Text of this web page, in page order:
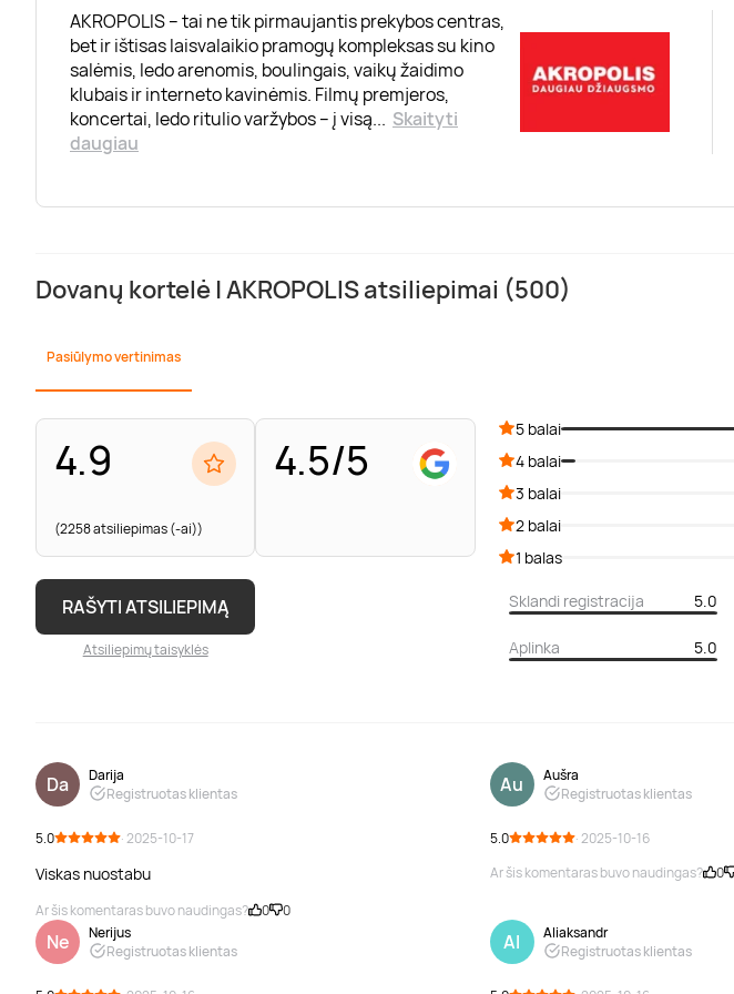
AKROPOLIS – tai ne tik pirmaujantis prekybos centras,
bet ir ištisas laisvalaikio pramogų kompleksas su kino
salėmis, ledo arenomis, boulingais, vaikų žaidimo
klubais ir interneto kavinėmis. Filmų premjeros,
koncertai, ledo ritulio varžybos – į visą... Skaityti
daugiau
Dovanų kortelė | AKROPOLIS atsiliepimai (500)
Pasiūlymo vertinimas
4.9
(2258 atsiliepimas (-ai))
4.5/5
RAŠYTI ATSILIEPIMĄ
Atsiliepimų taisyklės
5 balai
4 balai
3 balai
2 balai
1 balas
Sklandi registracija 5.0
Aplinka 5.0
Da
Darija
Registruotas klientas
5.0 · 2025-10-17
Viskas nuostabu
Ar šis komentaras buvo naudingas? 0 0
Au
Aušra
Registruotas klientas
5.0
· 2025-10-16
Ar šis komentaras buvo naudingas?
0
Ne
Nerijus
Registruotas klientas
Al
Aliaksandr
Registruotas klientas